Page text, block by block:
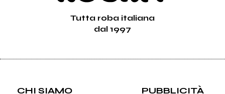
Tutta roba italiana
dal 1997
CHI SIAMO PUBBLICITÀ